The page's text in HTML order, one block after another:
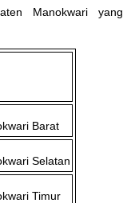
Manokwari yang
Barat
Selatan
Timur